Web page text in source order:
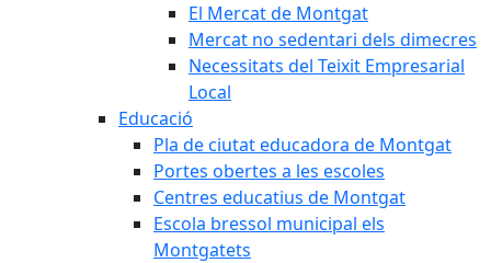
El Mercat de Montgat
Mercat no sedentari dels dimecres
Necessitats del Teixit Empresarial
Local
Educació
Pla de ciutat educadora de Montgat
Portes obertes a les escoles
Centres educatius de Montgat
Escola bressol municipal els
Montgatets